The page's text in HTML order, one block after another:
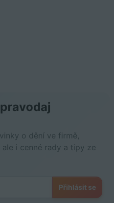
o dění ve firmě,
i cenné rady a tipy ze
Přihlásit se